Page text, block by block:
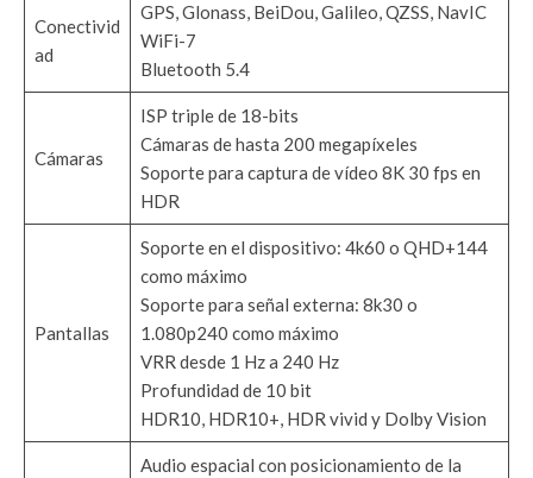
Conectivid
ad
GPS, Glonass, BeiDou, Galileo, QZSS, NavIC
WiFi-7
Bluetooth 5.4
Cámaras
ISP triple de 18-bits
Cámaras de hasta 200 megapíxeles
Soporte para captura de vídeo 8K 30 fps en
HDR
Pantallas
Soporte en el dispositivo: 4k60 o QHD+144
como máximo
Soporte para señal externa: 8k30 o
1.080p240 como máximo
VRR desde 1 Hz a 240 Hz
Profundidad de 10 bit
HDR10, HDR10+, HDR vivid y Dolby Vision
Audio espacial con posicionamiento de la